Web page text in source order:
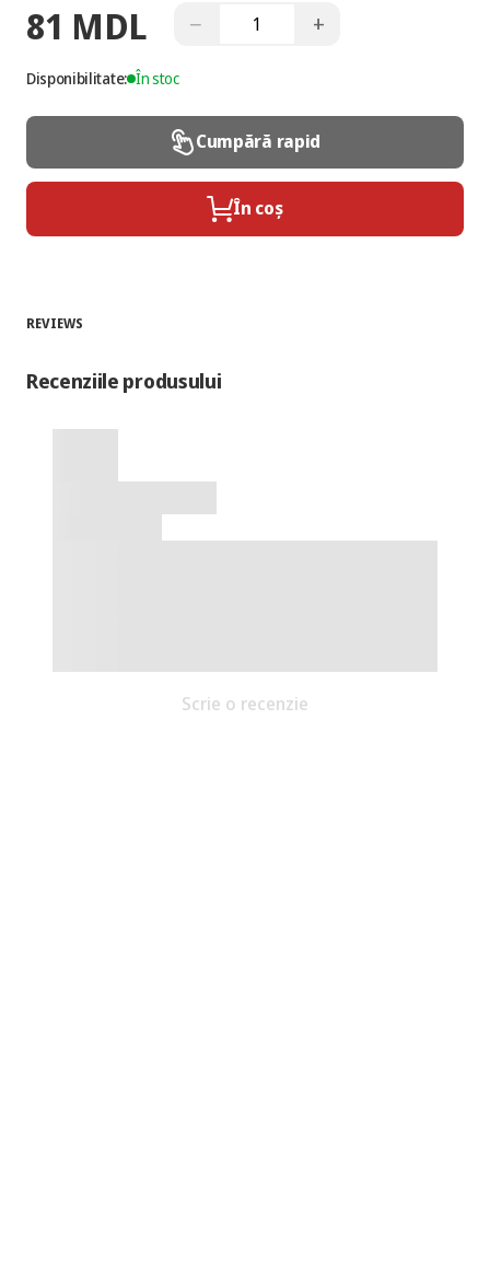
81 MDL − +
Disponibilitate: În stoc
Cumpără rapid
În coș
REVIEWS
Recenziile produsului
Scrie o recenzie